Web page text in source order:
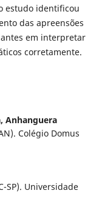
estudo identificou
das apreensões
em interpretar
corretamente.
Anhanguera
Colégio Domus
SP). Universidade